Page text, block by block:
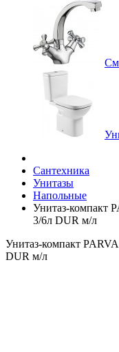
Сантехника
Унитазы
Напольные
Унитаз-компакт
3/6л DUR м/л
Унитаз-компакт
DUR м/л